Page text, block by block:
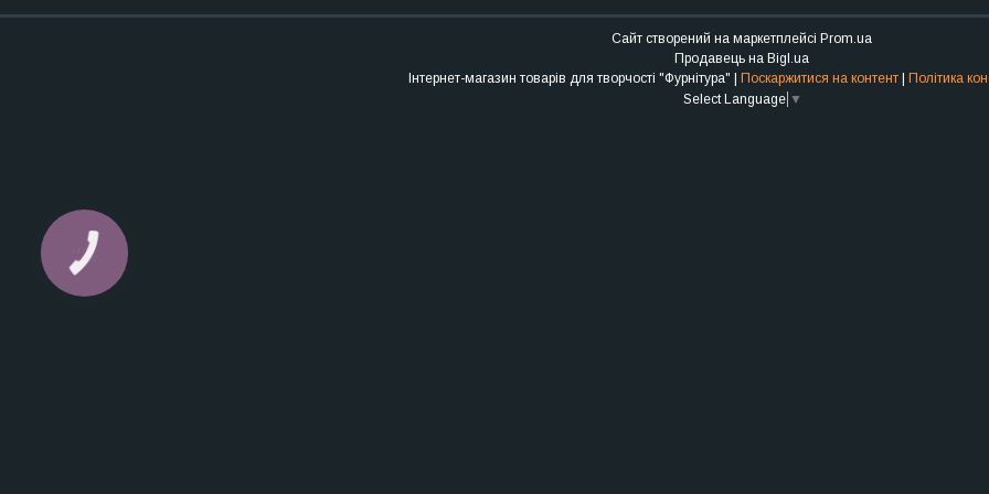
Сайт створений на маркетплейсі Prom.ua
Продавець на Bigl.ua
Поскаржитися на контент
Політика
Select Language ▼